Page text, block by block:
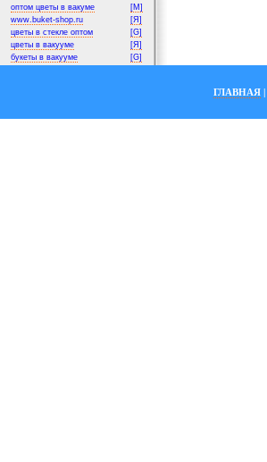
оптом цветы в вакуме
[M]
www.buket-shop.ru
[Я]
цветы в стекле оптом
[G]
цветы в вакууме
[Я]
букеты в вакууме
[G]
ГЛАВНАЯ |